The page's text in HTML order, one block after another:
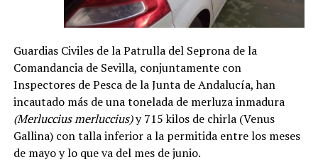
Guardias Civiles de la Patrulla del Seprona de la
Comandancia de Sevilla, conjuntamente con
Inspectores de Pesca de la Junta de Andalucía, han
incautado más de una tonelada de merluza inmadura
(Merluccius merluccius)y 715 kilos de chirla (Venus
Gallina) con talla inferior a la permitida entre los meses
de mayo y lo que va del mes de junio.